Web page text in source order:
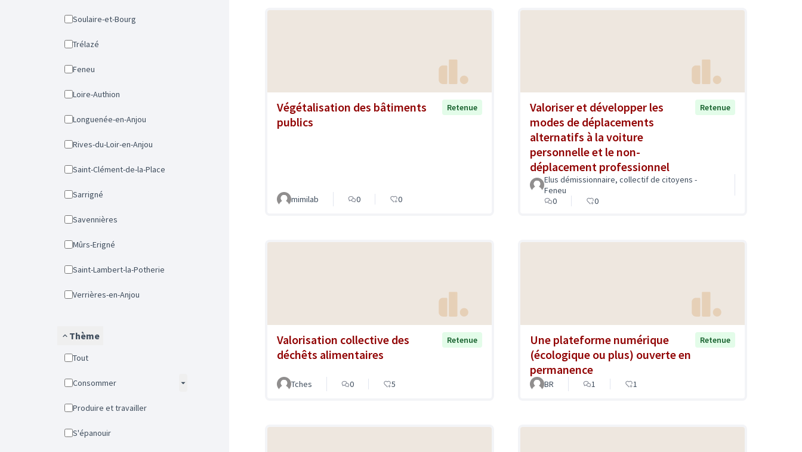
Soulaire-et-Bourg
Trélazé
Feneu
Loire-Authion
Longuenée-en-Anjou
Rives-du-Loir-en-Anjou
Saint-Clément-de-la-Place
Sarrigné
Savennières
Mûrs-Erigné
Saint-Lambert-la-Potherie
Verrières-en-Anjou
Thème
Tout
Consommer
Produire et travailler
S'épanouir
Végétalisation des bâtiments
publics
Retenue
mimilab 0 0
Valoriser et développer les
modes de déplacements
alternatifs à la voiture
personnelle et le non-
déplacement professionnel
Retenue
Elus démissionnaire, collectif de citoyens -
Feneu
0
0
Valorisation collective des
déchêts alimentaires
Retenue
Tches 0 5
Une plateforme numérique
(écologique ou plus) ouverte en
permanence
Retenue
BR 1 1